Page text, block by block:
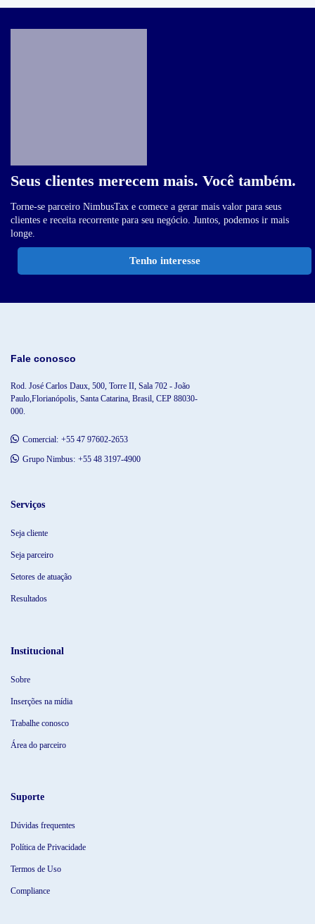
Seus clientes merecem mais. Você também.
Torne-se parceiro NimbusTax e comece a gerar mais valor para seus
clientes e receita recorrente para seu negócio. Juntos, podemos ir mais
longe.
Tenho interesse
Fale conosco
Rod. José Carlos Daux, 500, Torre II, Sala 702 - João
Paulo, Florianópolis, Santa Catarina, Brasil, CEP 88030-
000.
Comercial: +55 47 97602-2653
Grupo Nimbus: +55 48 3197-4900
Serviços
Seja cliente
Seja parceiro
Setores de atuação
Resultados
Institucional
Sobre
Inserções na mídia
Trabalhe conosco
Área do parceiro
Suporte
Dúvidas frequentes
Política de Privacidade
Termos de Uso
Compliance